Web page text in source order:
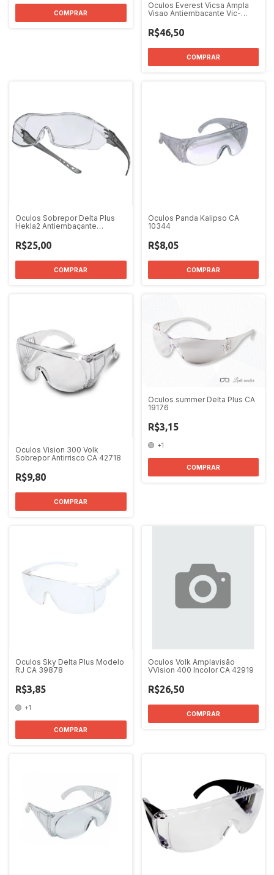
Oculos Everest Vicsa Ampla
Visao Antiembacante Vic-
R$46,50
COMPRAR
Oculos Sobrepor Delta Plus
Hekla2 Antiembaçante
incolor
R$25,00
Oculos Panda Kalipso CA
10344
R$8,05
COMPRAR
Oculos Vision 300 Volk
Sobrepor Antirrisco CA 42718
R$9,80
COMPRAR
Oculos summer Delta Plus CA
19176
R$3,15
+1
COMPRAR
Oculos Sky Delta Plus Modelo
RJ CA 39878
R$3,85
+1
COMPRAR
Oculos Volk Amplavisão
VVision 400 Incolor CA 42919
R$26,50
COMPRAR